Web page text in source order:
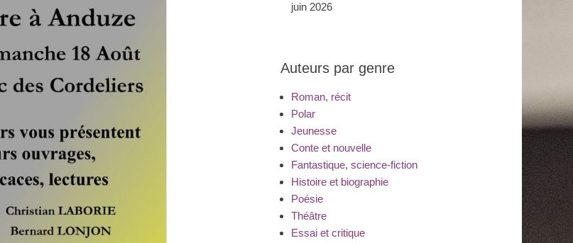
juin 2026
Auteurs par genre
Roman, récit
Polar
Jeunesse
Conte et nouvelle
Fantastique, science-fiction
Histoire et biographie
Poésie
Théâtre
Essai et critique